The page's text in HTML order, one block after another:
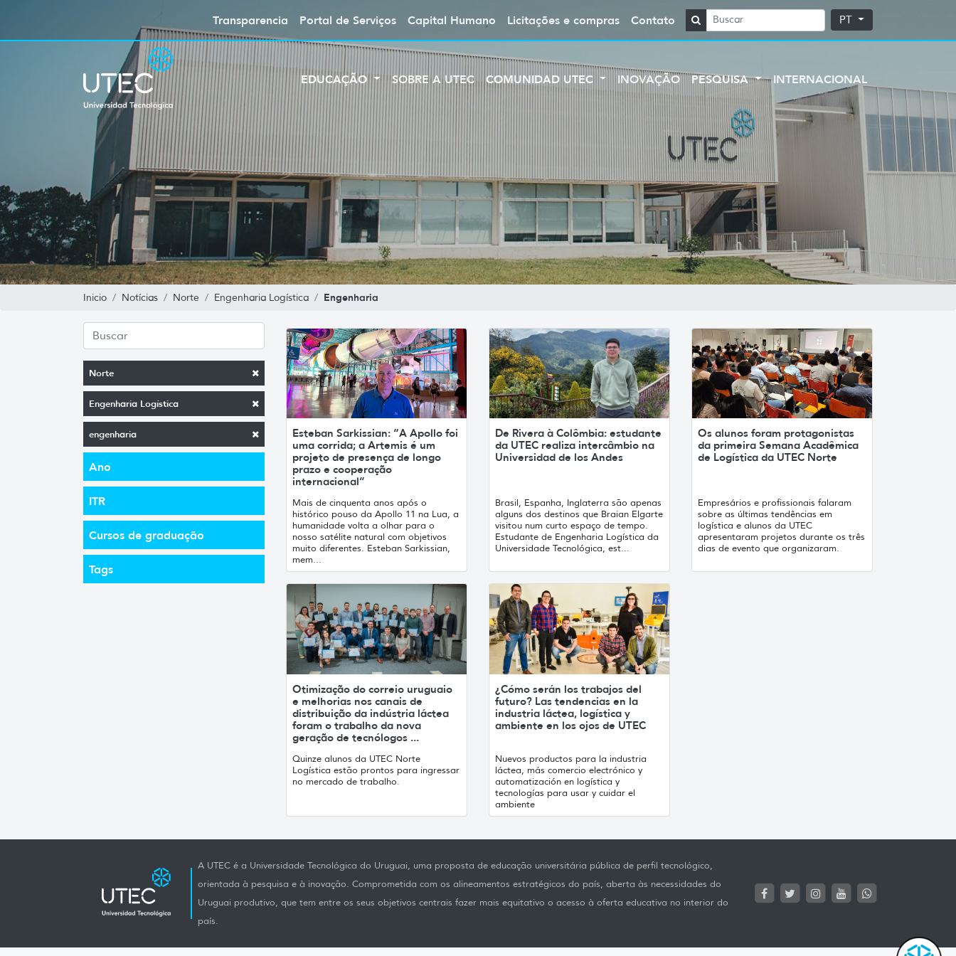
Transparencia Portal de Serviços Capital Humano Licitações e compras Contato PT
EDUCAÇÃO SOBRE A UTEC COMUNIDAD UTEC INOVAÇÃO PESQUISA INTERNACIONAL
Inicio Notícias Norte Engenharia Logística Engenharia
Norte
Engenharia Logística
engenharia
Ano
ITR
Cursos de graduação
Tags
Esteban Sarkissian: “A Apollo foi
uma corrida; a Artemis é um
projeto de presença de longo
prazo e cooperação
internacional”
Mais de cinquenta anos após o
histórico pouso da Apollo 11 na Lua, a
humanidade volta a olhar para o
nosso satélite natural com objetivos
muito diferentes. Esteban Sarkissian,
mem...
De Rivera à Colômbia: estudante
da UTEC realiza intercâmbio na
Universidad de los Andes
Brasil, Espanha, Inglaterra são apenas
alguns dos destinos que Braian Elgarte
visitou num curto espaço de tempo.
Estudante de Engenharia Logística da
Universidade Tecnológica, est...
Os alunos foram protagonistas
da primeira Semana Acadêmica
de Logística da UTEC Norte
Empresários e profissionais falaram
sobre as últimas tendências em
logística e alunos da UTEC
apresentaram projetos durante os três
dias de evento que organizaram.
Otimização do correio uruguaio
e melhorias nos canais de
distribuição da indústria láctea
foram o trabalho da nova
geração de tecnólogos ...
Quinze alunos da UTEC Norte
Logística estão prontos para ingressar
no mercado de trabalho.
¿Cómo serán los trabajos del
futuro? Las tendencias en la
industria láctea, logística y
ambiente en los ojos de UTEC
Nuevos productos para la industria
láctea, más comercio electrónico y
automatización en logística y
tecnologías para usar y cuidar el
ambiente
A UTEC é a Universidade Tecnológica do Uruguai, uma proposta de educação universitária pública de perfil tecnológico,
orientada à pesquisa e à inovação. Comprometida com os alineamentos estratégicos do país, aberta às necessidades do
Uruguai produtivo, que tem entre os seus objetivos centrais fazer mais equitativo o acesso à oferta educativa no interior do
país.